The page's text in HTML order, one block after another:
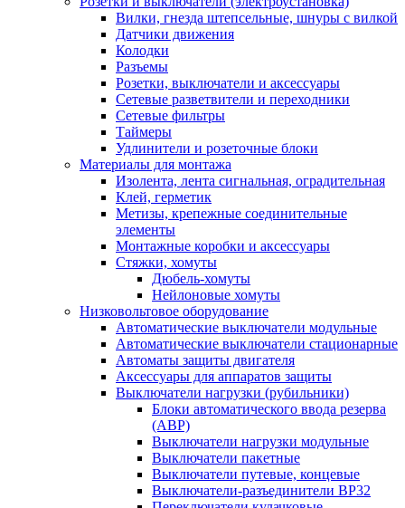
Вилки, гнезда штепсельные, шнуры с вилкой
Датчики движения
Колодки
Разъемы
Розетки, выключатели и аксессуары
Сетевые разветвители и переходники
Сетевые фильтры
Таймеры
Удлинители и розеточные блоки
Материалы для монтажа
Изолента, лента сигнальная, оградительная
Клей, герметик
Метизы, крепежные соединительные
элементы
Монтажные коробки и аксессуары
Стяжки, хомуты
Дюбель-хомуты
Нейлоновые хомуты
Низковольтовое оборудование
Автоматические выключатели модульные
Автоматические выключатели стационарные
Автоматы защиты двигателя
Аксессуары для аппаратов защиты
Выключатели нагрузки (рубильники)
Блоки автоматического ввода резерва
(АВР)
Выключатели нагрузки модульные
Выключатели пакетные
Выключатели путевые, концевые
Выключатели-разъединители ВР32